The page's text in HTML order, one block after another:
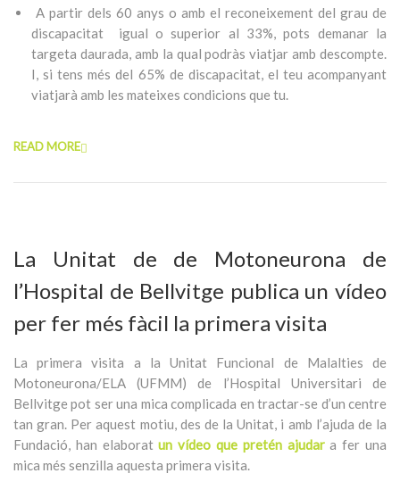
A partir dels 60 anys o amb el reconeixement del grau de
discapacitat igual o superior al 33%, pots demanar la
targeta daurada, amb la qual podràs viatjar amb descompte.
I, si tens més del 65% de discapacitat, el teu acompanyant
viatjarà amb les mateixes condicions que tu.
READ MORE
La Unitat de de Motoneurona de
l’Hospital de Bellvitge publica un vídeo
per fer més fàcil la primera visita
La primera visita a la Unitat Funcional de Malalties de
Motoneurona/ELA (UFMM) de l’Hospital Universitari de
Bellvitge pot ser una mica complicada en tractar-se d’un centre
tan gran. Per aquest motiu, des de la Unitat, i amb l’ajuda de la
Fundació, han elaboratun vídeo que pretén ajudara fer una
mica més senzilla aquesta primera visita.